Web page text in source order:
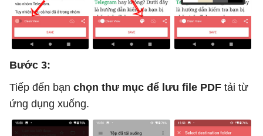
Bước 3:
Tiếp đến bạn chọn thư mục để lưu file PDF tải từ
ứng dụng xuống.